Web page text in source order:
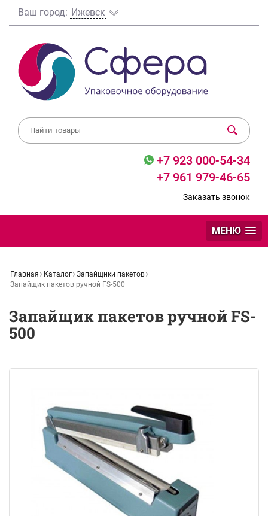
Ваш город: Ижевск
+7 923 000-54-34
+7 961 979-46-65
Заказать звонок
МЕНЮ
Главная Каталог Запайщики пакетов
Запайщик пакетов ручной FS-500
Запайщик пакетов ручной FS-
500